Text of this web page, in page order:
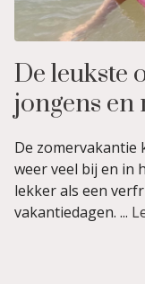
De leukste
jongens en
De zomervakantie
weer veel bij en in
lekker als een
vakantiedagen. ...